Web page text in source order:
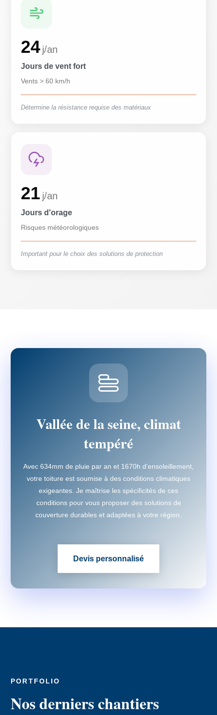
24 j/an
Jours de vent fort
Vents > 60 km/h
Détermine la résistance requise des matériaux
21 j/an
Jours d'orage
Risques météorologiques
Important pour le choix des solutions de protection
Vallée de la seine, climat
tempéré
Avec 634mm de pluie par an et 1670h d'ensoleillement,
votre toiture est soumise à des conditions climatiques
exigeantes. Je maîtrise les spécificités de ces
conditions pour vous proposer des solutions de
couverture durables et adaptées à votre région.
Devis personnalisé
PORTFOLIO
Nos derniers chantiers